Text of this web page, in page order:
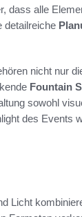
dass alle
detailreiche
nicht nur
Fountain
sowohl
des Events
Licht